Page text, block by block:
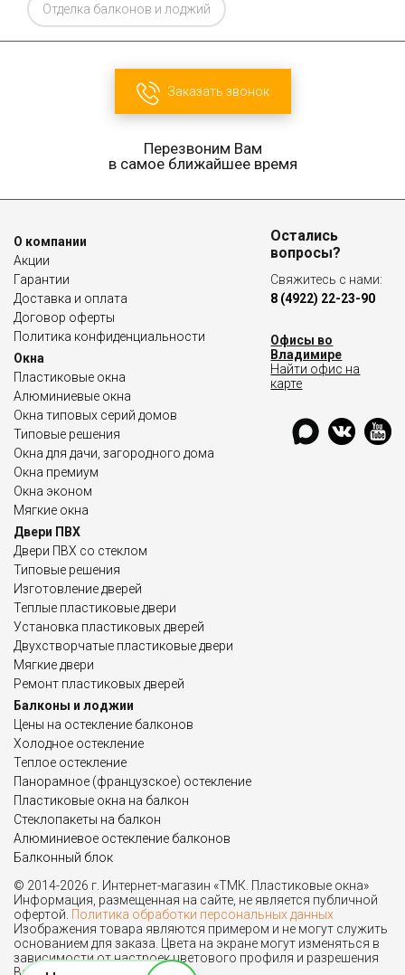
Отделка балконов и лоджий
Заказать звонок
Перезвоним Вам
в самое ближайшее время
О компании
Акции
Гарантии
Доставка и оплата
Договор оферты
Политика конфиденциальности
Окна
Пластиковые окна
Алюминиевые окна
Окна типовых серий домов
Типовые решения
Окна для дачи, загородного дома
Окна премиум
Окна эконом
Мягкие окна
Двери ПВХ
Двери ПВХ со стеклом
Типовые решения
Изготовление дверей
Теплые пластиковые двери
Установка пластиковых дверей
Двухстворчатые пластиковые двери
Мягкие двери
Ремонт пластиковых дверей
Балконы и лоджии
Цены на остекление балконов
Холодное остекление
Теплое остекление
Панорамное (французское) остекление
Пластиковые окна на балкон
Стеклопакеты на балкон
Алюминиевое остекление балконов
Балконный блок
Остались
вопросы?
Свяжитесь с нами:
8 (4922) 22-23-90
Офисы во
Владимире
Найти офис на
карте
© 2014-2026 г. Интернет-магазин «ТМК. Пластиковые окна»
Информация, размещенная на сайте, не является публичной
офертой. Политика обработки персональных данных
Изображения товара являются примером и не могут служить
основанием для заказа. Цвета на экране могут изменяться в
зависимости от настроек цветового профиля и разрешения